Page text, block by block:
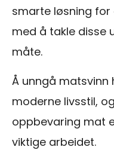
smarte løsning
med å takle disse
måte.
Å unngå matsvinn
moderne livsstil,
oppbevaring mat
viktige arbeidet.